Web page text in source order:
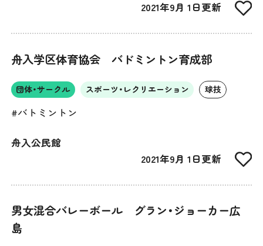
2021年9月 1日更新
舟入学区体育協会 バドミントン育成部
団体・サークル スポーツ・レクリエーション 球技
#バトミントン
舟入公民館
2021年9月 1日更新
男女混合バレーボール グラン・ジョーカー広
島